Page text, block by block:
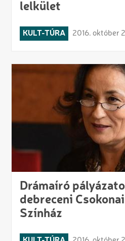
lelkület
KULT-TÚRA 2016. október
Drámaíró
debreceni
Színház